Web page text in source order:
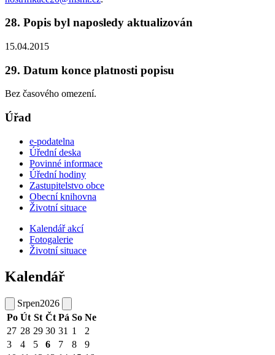
28. Popis byl naposledy aktualizován
15.04.2015
29. Datum konce platnosti popisu
Bez časového omezení.
Úřad
e-podatelna
Úřední deska
Povinné informace
Úřední hodiny
Zastupitelstvo obce
Obecní knihovna
Životní situace
Kalendář akcí
Fotogalerie
Životní situace
Kalendář
Srpen2026
Po Út St Čt Pá So Ne
27 28 29 30 31 1
2
3
4 5 6 7 8
9